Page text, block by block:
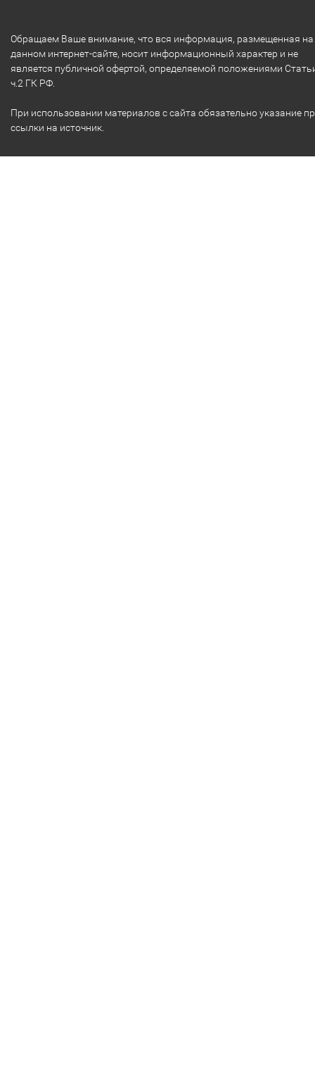
Обращаем Ваше внимание, что вся информация, размещенная на
данном интернет-сайте, носит информационный характер и не
является публичной офертой, определяемой положениями
ч.2 ГК РФ.
При использовании материалов с сайта обязательно указание
ссылки на источник.